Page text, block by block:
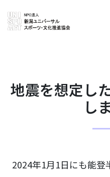
地震を想定し
し
2024年1月1日にも能登